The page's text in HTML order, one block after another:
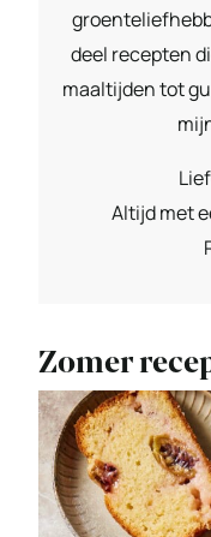
deel recepten
maaltijden tot
Altijd met
Zomer